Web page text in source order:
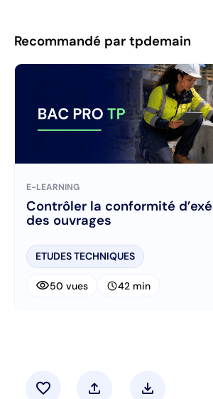
Recommandé par tpdemain
E-LEARNING
Contrôler la conformité
des ouvrages
ETUDES TECHNIQUES
visibility50 vues schedule42 min
favorite upload download